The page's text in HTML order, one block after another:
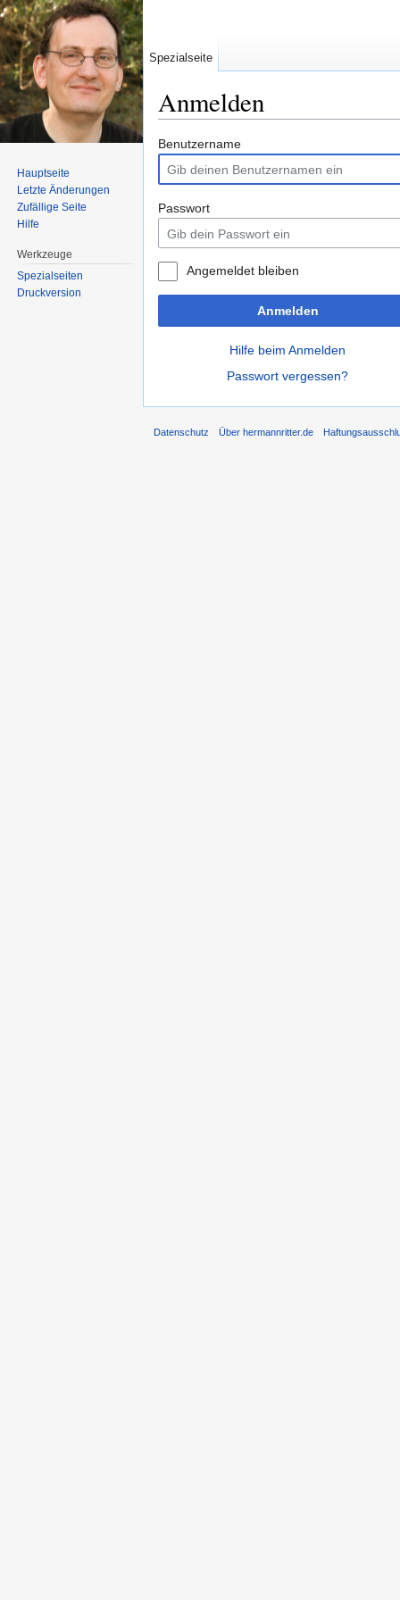
Anmelden
Benutzername
Passwort
Angemeldet bleiben
Anmelden
Hilfe beim Anmelden
Passwort vergessen?
Spezialseite
Hauptseite
Letzte Änderungen
Zufällige Seite
Hilfe
Werkzeuge
Spezialseiten
Druckversion
Datenschutz Über hermannritter.de